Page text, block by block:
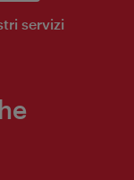
servizi